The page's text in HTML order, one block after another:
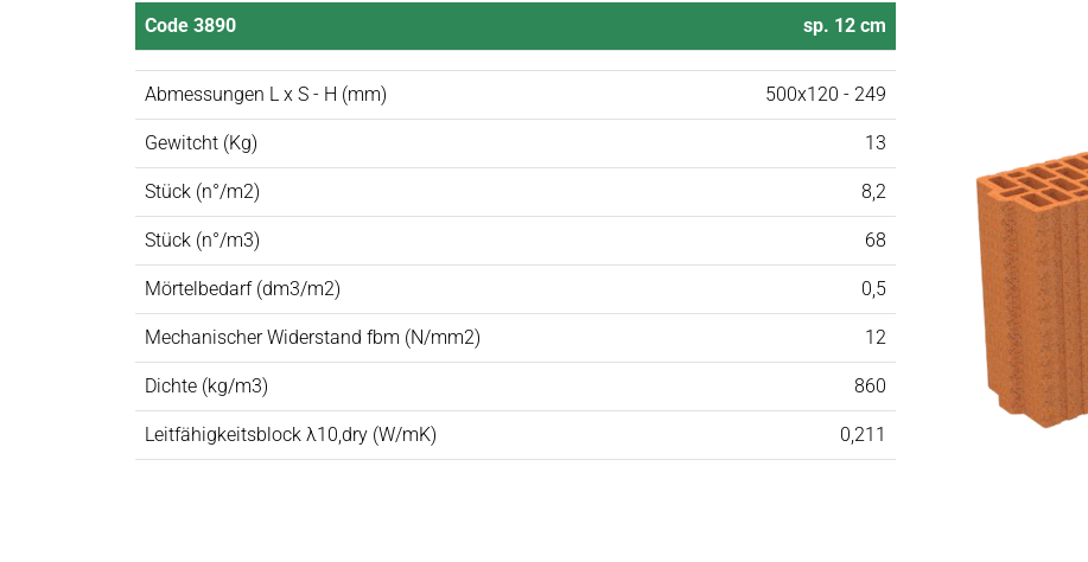
Code 3890 sp. 12 cm
Abmessungen L x S - H (mm) 500x120 - 249
Gewitcht (Kg) 13
Stück (n°/m2) 8,2
Stück (n°/m3) 68
Mörtelbedarf (dm3/m2) 0,5
Mechanischer Widerstand fbm (N/mm2) 12
Dichte (kg/m3) 860
Leitfähigkeitsblock λ10,dry (W/mK) 0,211